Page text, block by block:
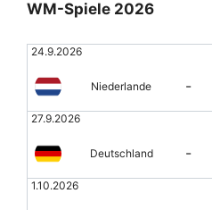
WM-Spiele 2026
24.9.2026
Niederlande -
27.9.2026
Deutschland -
1.10.2026